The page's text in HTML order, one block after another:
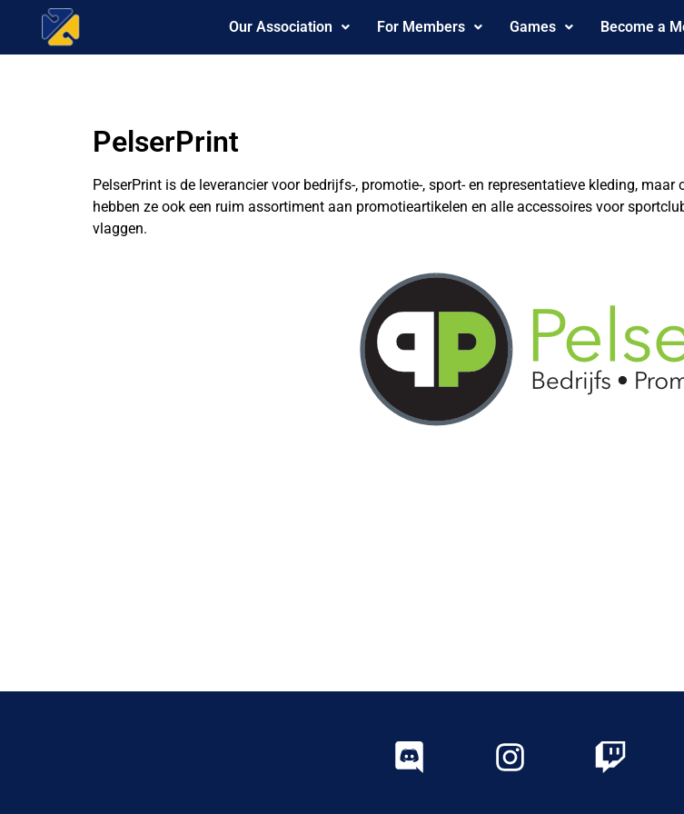
Our Association For Members Games Become a
PelserPrint
PelserPrint is de leverancier voor bedrijfs-, promotie-, sport- en representatieve kleding,
hebben ze ook een ruim assortiment aan promotieartikelen en alle accessoires voor
vlaggen.